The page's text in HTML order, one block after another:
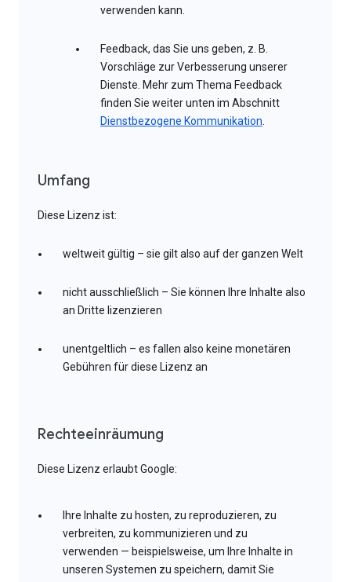
verwenden kann.
Feedback, das Sie uns geben, z. B.
Vorschläge zur Verbesserung unserer
Dienste. Mehr zum Thema Feedback
finden Sie weiter unten im Abschnitt
Dienstbezogene Kommunikation.
Umfang
Diese Lizenz ist:
weltweit gültig – sie gilt also auf der ganzen Welt
nicht ausschließlich – Sie können Ihre Inhalte also
an Dritte lizenzieren
unentgeltlich – es fallen also keine monetären
Gebühren für diese Lizenz an
Rechteeinräumung
Diese Lizenz erlaubt Google:
Ihre Inhalte zu hosten, zu reproduzieren, zu
verbreiten, zu kommunizieren und zu
verwenden — beispielsweise, um Ihre Inhalte in
unseren Systemen zu speichern, damit Sie